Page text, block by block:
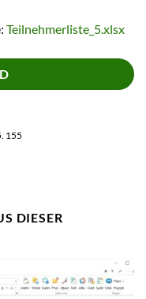
Teilnehmerliste_5.xlsx
155
DIESER